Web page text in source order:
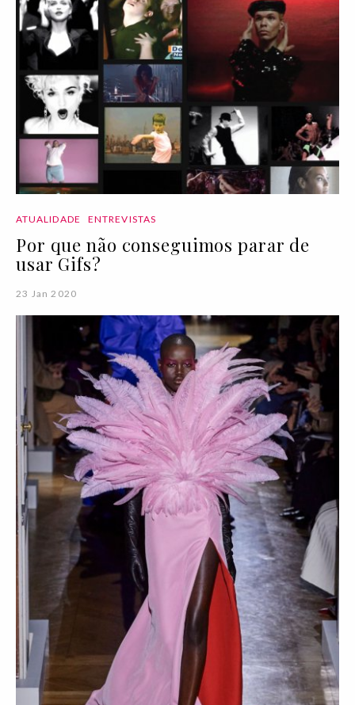
ATUALIDADE ENTREVISTAS
Por que não conseguimos parar de
usar Gifs?
23 Jan 2020